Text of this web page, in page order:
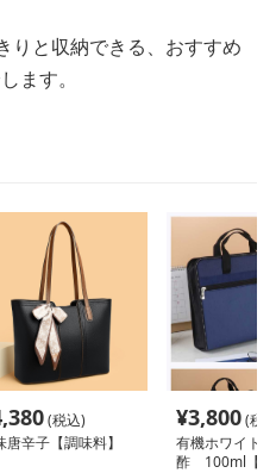
りと収納できる、おすすめ
ます。
(税込)
唐辛子【調味料】
¥3,800(税
有機ホワイト
酢 100ml【調